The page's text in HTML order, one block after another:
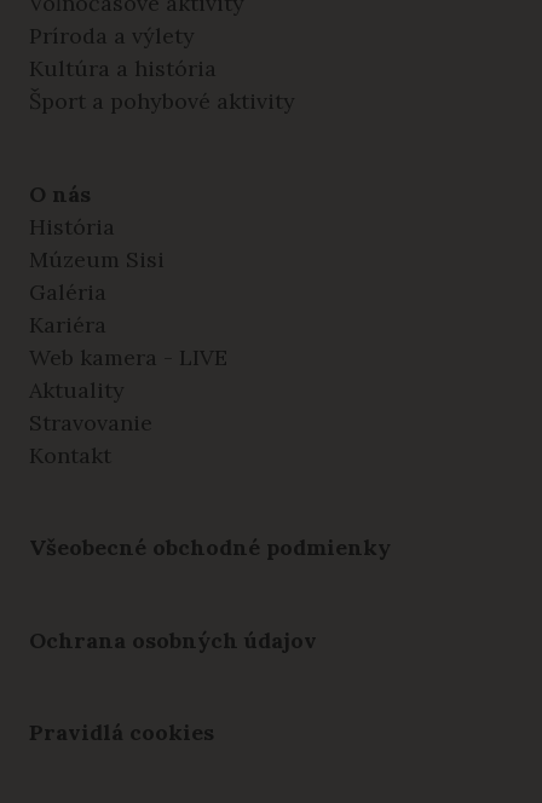
Príroda a výlety
Kultúra a história
Šport a pohybové aktivity
O nás
História
Múzeum Sisi
Galéria
Kariéra
Web kamera - LIVE
Aktuality
Stravovanie
Kontakt
Všeobecné obchodné podmienky
Ochrana osobných údajov
Pravidlá cookies